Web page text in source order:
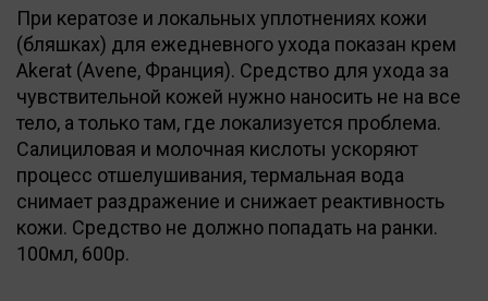
При кератозе и локальных уплотнениях кожи
(бляшках) для ежедневного ухода показан крем
Akerat (Avene, Франция). Средство для ухода за
чувствительной кожей нужно наносить не на все
тело, а только там, где локализуется проблема.
Салициловая и молочная кислоты ускоряют
процесс отшелушивания, термальная вода
снимает раздражение и снижает реактивность
кожи. Средство не должно попадать на ранки.
100мл, 600р.